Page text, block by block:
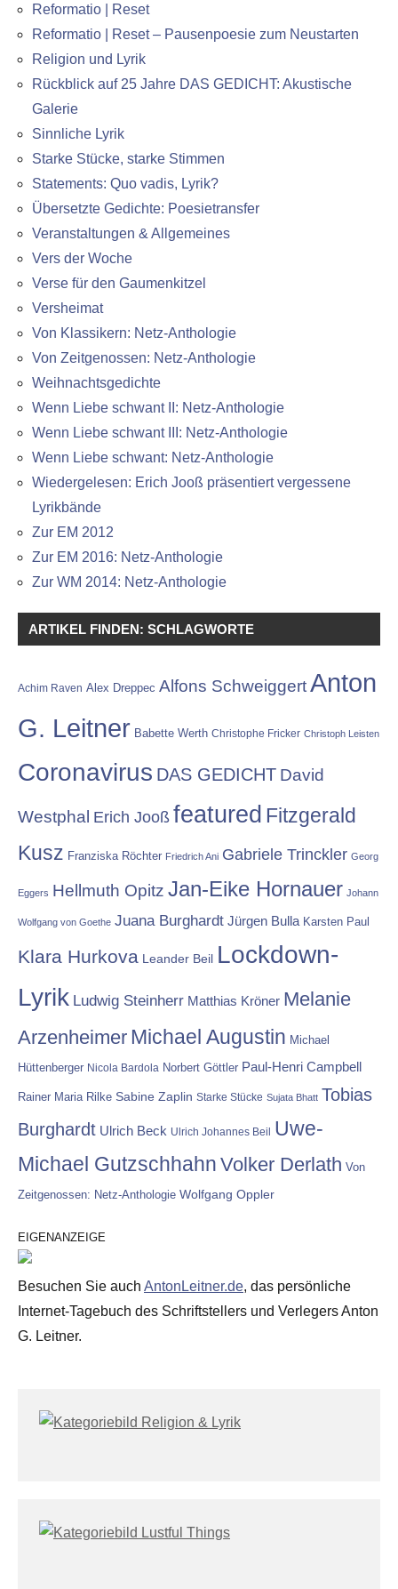
Reformatio | Reset
Reformatio | Reset – Pausenpoesie zum Neustarten
Religion und Lyrik
Rückblick auf 25 Jahre DAS GEDICHT: Akustische
Galerie
Sinnliche Lyrik
Starke Stücke, starke Stimmen
Statements: Quo vadis, Lyrik?
Übersetzte Gedichte: Poesietransfer
Veranstaltungen & Allgemeines
Vers der Woche
Verse für den Gaumenkitzel
Versheimat
Von Klassikern: Netz-Anthologie
Von Zeitgenossen: Netz-Anthologie
Weihnachtsgedichte
Wenn Liebe schwant II: Netz-Anthologie
Wenn Liebe schwant III: Netz-Anthologie
Wenn Liebe schwant: Netz-Anthologie
Wiedergelesen: Erich Jooß präsentiert vergessene
Lyrikbände
Zur EM 2012
Zur EM 2016: Netz-Anthologie
Zur WM 2014: Netz-Anthologie
ARTIKEL FINDEN: SCHLAGWORTE
Achim Raven Alex Dreppec Alfons SchweiggertAnton
G. Leitner Babette Werth Christophe Fricker Christoph Leisten
Coronavirus DAS GEDICHT David
Westphal Erich Jooß featured Fitzgerald
Kusz Franziska Röchter Friedrich Ani Gabriele Trinckler Georg
Eggers Hellmuth Opitz Jan-Eike Hornauer Johann
Wolfgang von Goethe Juana Burghardt Jürgen Bulla Karsten Paul
Klara Hurkova Leander Beil Lockdown-
Lyrik Ludwig Steinherr Matthias Kröner Melanie
Arzenheimer Michael Augustin Michael
Hüttenberger Nicola Bardola Norbert Göttler Paul-Henri Campbell
Rainer Maria Rilke Sabine Zaplin Starke Stücke Sujata Bhatt Tobias
Burghardt Ulrich Beck Ulrich Johannes Beil Uwe-
Michael Gutzschhahn Volker Derlath Von
Zeitgenossen: Netz-Anthologie Wolfgang Oppler
EIGENANZEIGE
Besuchen Sie auch AntonLeitner.de, das persönliche
Internet-Tagebuch des Schriftstellers und Verlegers Anton
G. Leitner.